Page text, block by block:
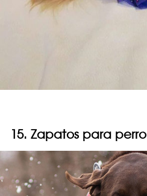
15. Zapatos para perro